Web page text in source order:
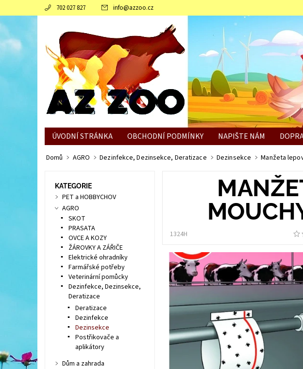
702 027 827 info@azzoo.cz
ÚVODNÍ STRÁNKA OBCHODNÍ PODMÍNKY NAPIŠTE NÁM
JAK SLEPICÍM POMOCI ZVLÁDNOUT ZIMNÍ OBDOBÍ
Domů AGRO Dezinfekce, Dezinsekce, Deratizace Dezinsekce Manžeta
1324H
KATEGORIE
PET a HOBBYCHOV
AGRO
SKOT
PRASATA
OVCE A KOZY
ŽÁROVKY A ZÁŘIČE
Elektrické ohradníky
Farmářské potřeby
Veterinární pomůcky
Dezinfekce, Dezinsekce,
Deratizace
Deratizace
Dezinfekce
Dezinsekce
Postřikovače a
aplikátory
Dům a zahrada